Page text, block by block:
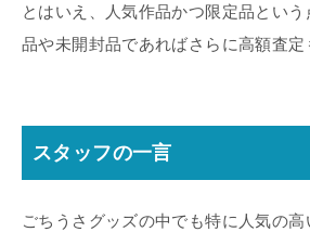
とはいえ、人気作品かつ限定品とい
品や未開封品であればさらに高額査定
スタッフの一言
ごちうさグッズの中でも特に人気の